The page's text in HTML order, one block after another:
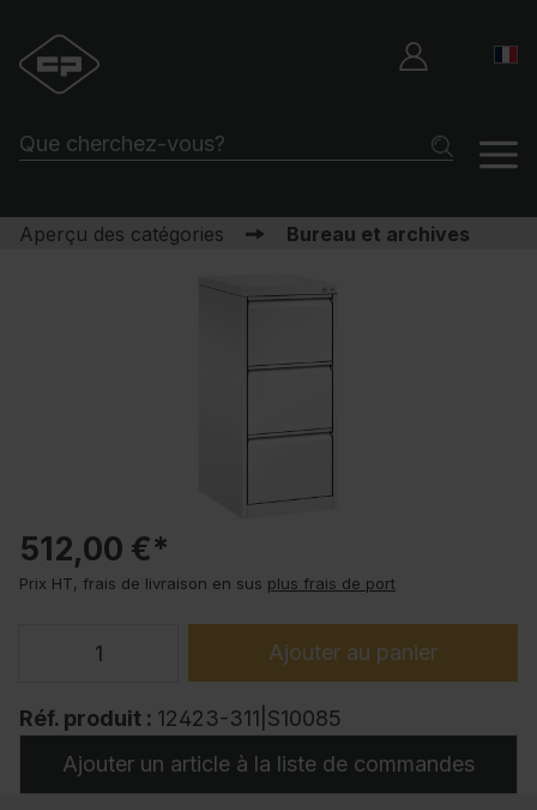
Aperçu des catégories Bureau et archives
512,00 €*
Prix HT, frais de livraison en sus plus frais de port
Ajouter au panier
Réf. produit : 12423-311|S10085
Ajouter un article à la liste de commandes